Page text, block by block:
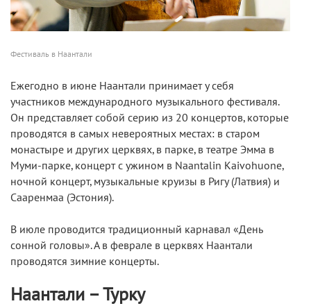
Фестиваль в Наантали
Ежегодно в июне Наантали принимает у себя
участников международного музыкального фестиваля.
Он представляет собой серию из 20 концертов, которые
проводятся в самых невероятных местах: в старом
монастыре и других церквях, в парке, в театре Эмма в
Муми-парке, концерт с ужином в Naantalin Kaivohuone,
ночной концерт, музыкальные круизы в Ригу (Латвия) и
Сааренмаа (Эстония).
В июле проводится традиционный карнавал «День
сонной головы». А в феврале в церквях Наантали
проводятся зимние концерты.
Наантали – Турку